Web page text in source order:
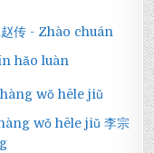
hǎo luàn
wǒ hēle jiǔ 李宗